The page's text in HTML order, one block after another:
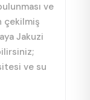
ve
çekilmiş
Jakuzi
ve su